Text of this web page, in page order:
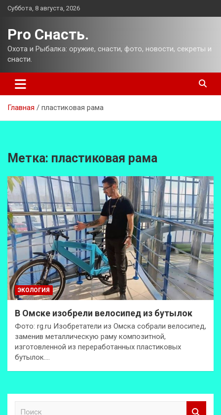
Перейти
Суббота, 8 августа, 2026
Pro Снасть.
Охота и Рыбалка: оружие, снасти, фото, новости, секреты и
снасти.
Главная пластиковая рама
Метка: пластиковая рама
ЭКОЛОГИЯ
В Омске изобрели велосипед из бутылок
Фото: rg.ru Изобретатели из Омска собрали велосипед,
заменив металлическую раму композитной,
изготовленной из переработанных пластиковых
бутылок.…